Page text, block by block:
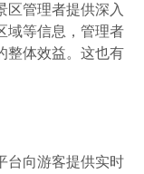
管理者提供深入
域等信息，管理者
整体效益。这也有
向游客提供实时